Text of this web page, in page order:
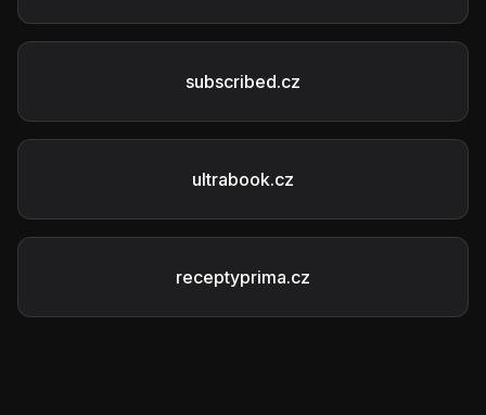
subscribed.cz
ultrabook.cz
receptyprima.cz